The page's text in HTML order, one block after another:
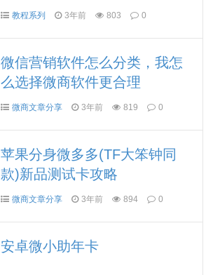
信哆开转发》全新双设备ipad登
教程系列 3年前 803 0
微信营销软件怎么分类，我怎
么选择微商软件更合理
微商文章分享 3年前 819 0
苹果分身微多多(TF大笨钟同
款)新品测试卡攻略
微商文章分享 3年前 894 0
安卓微小助年卡